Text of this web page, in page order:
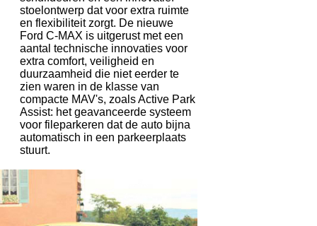
stoelontwerp dat voor extra ruimte
en flexibiliteit zorgt. De nieuwe
Ford C-MAX is uitgerust met een
aantal technische innovaties voor
extra comfort, veiligheid en
duurzaamheid die niet eerder te
zien waren in de klasse van
compacte MAV's, zoals Active Park
Assist: het geavanceerde systeem
voor fileparkeren dat de auto bijna
automatisch in een parkeerplaats
stuurt.